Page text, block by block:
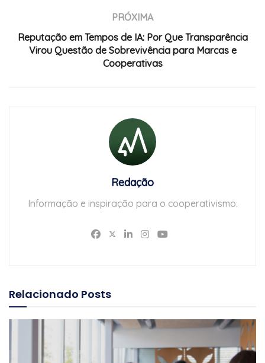
PRÓXIMA
Reputação em Tempos de IA: Por Que Transparência
Virou Questão de Sobrevivência para Marcas e
Cooperativas
Redação
Informação e inspiração para o cooperativismo.
Relacionado Posts